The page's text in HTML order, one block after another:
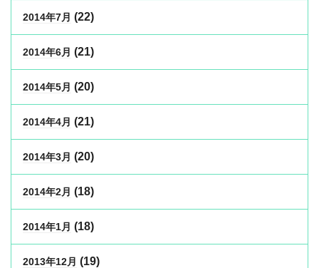
2014年7月 (22)
2014年6月 (21)
2014年5月 (20)
2014年4月 (21)
2014年3月 (20)
2014年2月 (18)
2014年1月 (18)
2013年12月 (19)